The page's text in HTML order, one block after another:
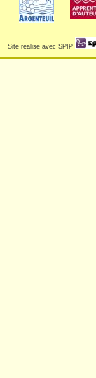
Site realise avec SPIP